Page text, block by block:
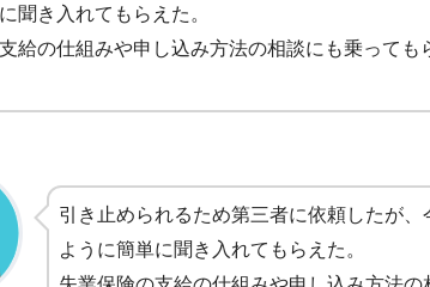
聞き入れてもらえた。
給の仕組みや申し込み方法の相談にも乗っても
引き止められるため第三者に依頼したが
ように簡単に聞き入れてもらえた。